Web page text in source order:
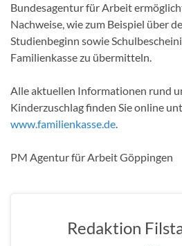
Bundesagentur für Arbeit
Nachweise, wie zum Beispiel über
Studienbeginn sowie
Familienkasse zu übermitteln.
Alle aktuellen Informationen rund
Kinderzuschlag finden Sie online
www.familienkasse.de.
PM Agentur für Arbeit Göppingen
Redaktion